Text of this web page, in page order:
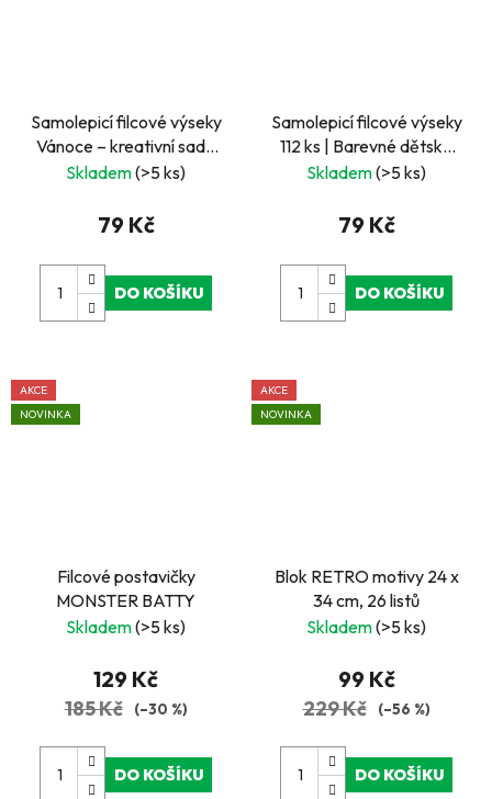
Samolepicí filcové výseky
Vánoce – kreativní sada
pro vánoční tvoření
Skladem(>5 ks)
79 Kč
DO KOŠÍKU
Samolepicí filcové výseky
112 ks | Barevné dětské
motivy pro scrapbooking,
tvoření | LGA Tested
Skladem(>5 ks)
79 Kč
DO KOŠÍKU
AKCE
NOVINKA
Filcové postavičky
MONSTER BATTY
Skladem(>5 ks)
129 Kč
185 Kč (–30 %)
DO KOŠÍKU
AKCE
NOVINKA
Blok RETRO motivy 24 x
34 cm, 26 listů
Skladem(>5 ks)
99 Kč
229 Kč (–56 %)
DO KOŠÍKU